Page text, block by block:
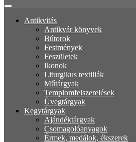
Antikvitás
Antikvár könyvek
Bútorok
Festmények
Feszületek
Ikonok
Liturgikus textiliák
Műtárgyak
Templomfelszerelések
Üvegtárgyak
Kegytárgyak
Ajándéktárgyak
Csomagolóanyagok
Érmek, medálok, ékszerek